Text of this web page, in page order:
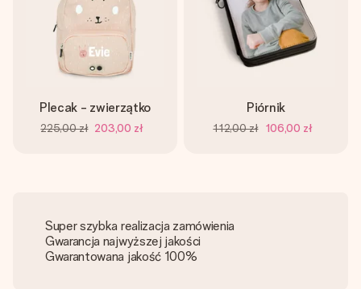
Plecak - zwierzątko
225,00 zł 203,00 zł
Piórnik
112,00 zł 106,00 zł
Super szybka realizacja zamówienia
Gwarancja najwyższej jakości
Gwarantowana jakość 100%